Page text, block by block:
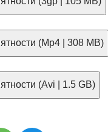
(Mp4 | 308 MB)
(Avi | 1.5 GB)